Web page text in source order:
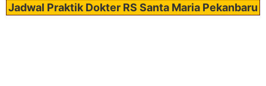
Jadwal Praktik Dokter RS Santa Maria Pekanbaru